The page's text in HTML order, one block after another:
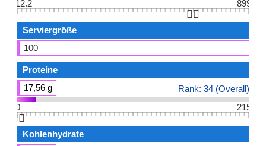
12.2
899
👆🏻
Serviergröße
100
Proteine
17,56 g
Rank: 34 (Overall)
0
215
👆🏻
Kohlenhydrate